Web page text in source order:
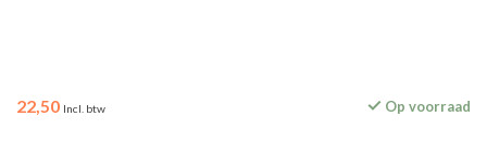
22,50 Incl. btw Op voorraad